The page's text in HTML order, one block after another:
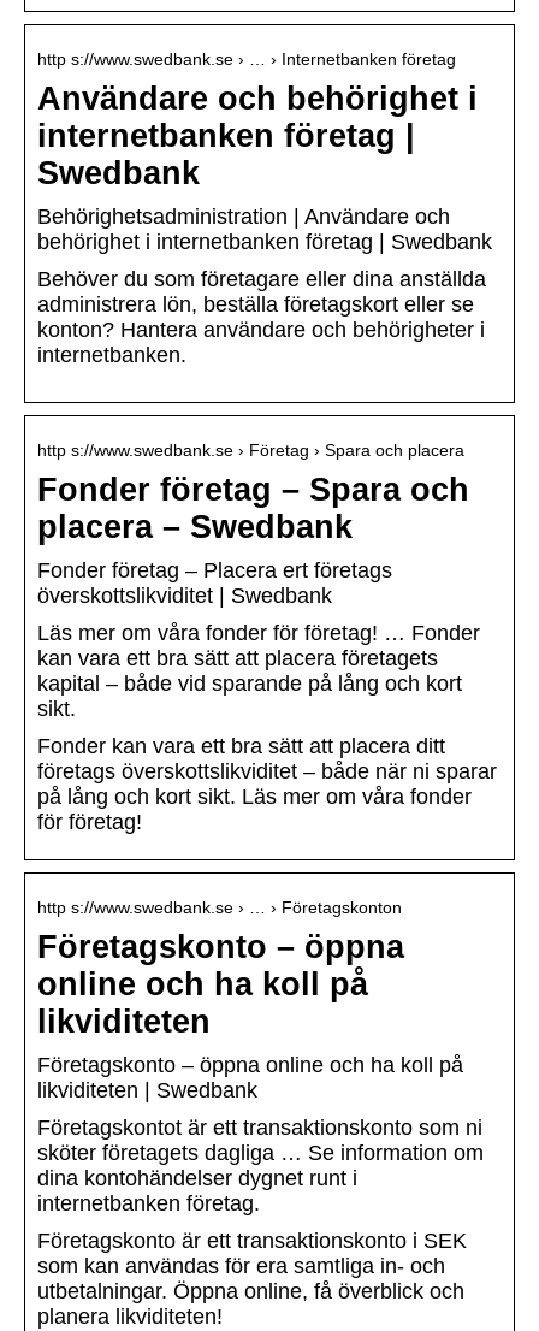
http s://www.swedbank.se › … › Internetbanken företag
Användare och behörighet i
internetbanken företag |
Swedbank
Behörighetsadministration | Användare och
behörighet i internetbanken företag | Swedbank
Behöver du som företagare eller dina anställda
administrera lön, beställa företagskort eller se
konton? Hantera användare och behörigheter i
internetbanken.
http s://www.swedbank.se › Företag › Spara och placera
Fonder företag – Spara och
placera – Swedbank
Fonder företag – Placera ert företags
överskottslikviditet | Swedbank
Läs mer om våra fonder för företag! … Fonder
kan vara ett bra sätt att placera företagets
kapital – både vid sparande på lång och kort
sikt.
Fonder kan vara ett bra sätt att placera ditt
företags överskottslikviditet – både när ni sparar
på lång och kort sikt. Läs mer om våra fonder
för företag!
http s://www.swedbank.se › … › Företagskonton
Företagskonto – öppna
online och ha koll på
likviditeten
Företagskonto – öppna online och ha koll på
likviditeten | Swedbank
Företagskontot är ett transaktionskonto som ni
sköter företagets dagliga … Se information om
dina kontohändelser dygnet runt i
internetbanken företag.
Företagskonto är ett transaktionskonto i SEK
som kan användas för era samtliga in- och
utbetalningar. Öppna online, få överblick och
planera likviditeten!